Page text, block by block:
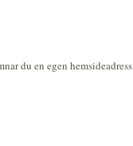
du en egen hemsideadress